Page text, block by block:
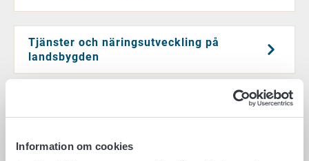
Information om cookies
Tjänster och näringsutveckling på
landsbygden